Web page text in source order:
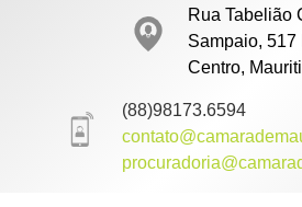
Rua Tabelião
Sampaio, 517
Centro,
(88)98173.6594